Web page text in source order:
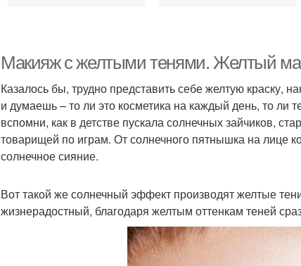
стрелкой
Макияж для голубых
глаз
Идеи для трендового
макияжа
Желтые стрелки
Макияж с желтыми тенями. Желтый
Казалось бы, трудно представить себе желтую краску,
и думаешь – то ли это косметика на каждый день, то ли
вспомни, как в детстве пускала солнечных зайчиков,
товарищей по играм. От солнечного пятнышка на лице
солнечное сияние.
Вот такой же солнечный эффект производят желтые
жизнерадостный, благодаря желтым оттенкам теней